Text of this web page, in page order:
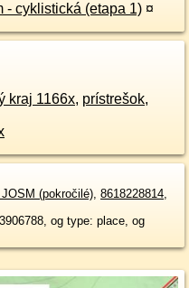
- cyklistická (etapa 1) ¤
kraj 1166x, prístrešok,
(pokročilé), 8618228814,
og type: place, og